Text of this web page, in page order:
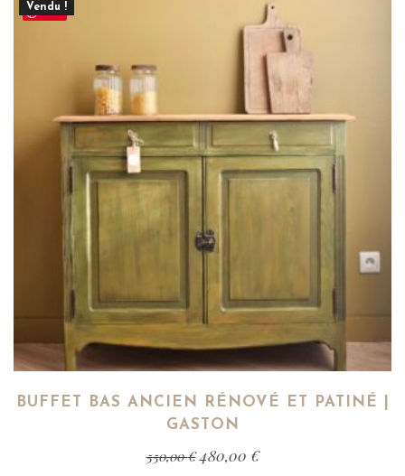
Save
Vendu !
BUFFET BAS ANCIEN RÉNOVÉ ET PATINÉ |
GASTON
550,00€ 480,00 €